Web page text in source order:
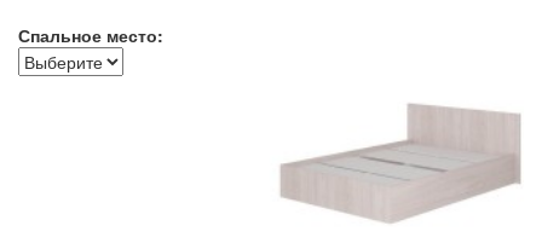
Спальное место: